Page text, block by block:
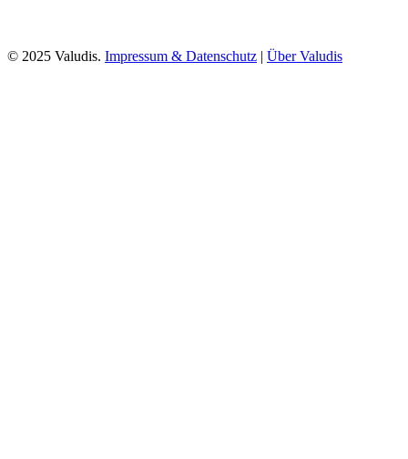
© 2025 Valudis. Impressum & Datenschutz | Über Valudis